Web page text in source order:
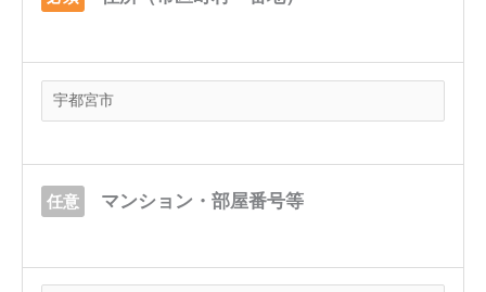
任意 マンション・部屋番号等